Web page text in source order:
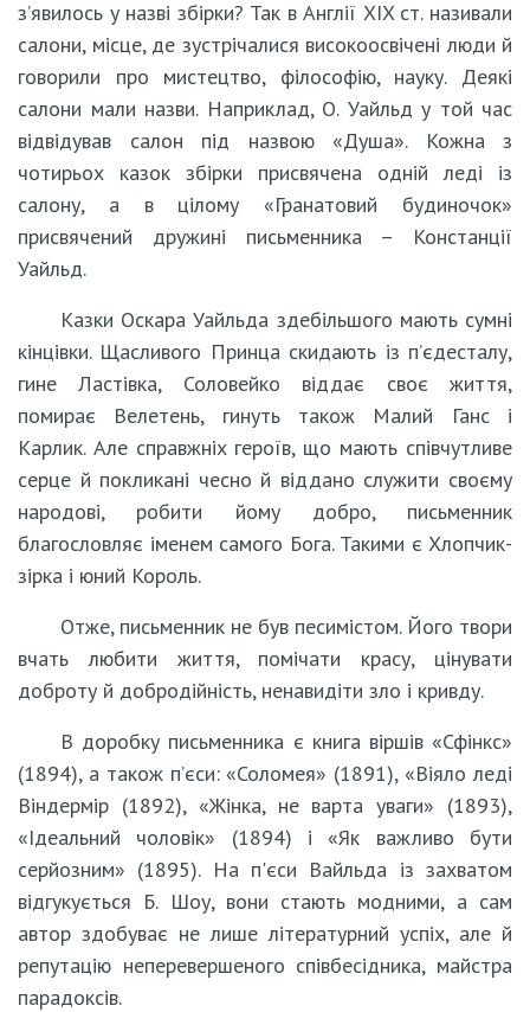
з’явилось у назві збірки? Так в Англії XIX ст. називали
салони, місце, де зустрічалися високоосвічені люди й
говорили про мистецтво, філософію, науку. Деякі
салони мали назви. Наприклад, О. Уайльд у той час
відвідував салон під назвою «Душа». Кожна з
чотирьох казок збірки присвячена одній леді із
салону, а в цілому «Гранатовий будиночок»
присвячений дружині письменника – Констанції
Уайльд.
Казки Оскара Уайльда здебільшого мають сумні
кінцівки. Щасливого Принца скидають із п’єдесталу,
гине Ластівка, Соловейко віддає своє життя,
помирає Велетень, гинуть також Малий Ганс і
Карлик. Але справжніх героїв, що мають співчутливе
серце й покликані чесно й віддано служити своєму
народові, робити йому добро, письменник
благословляє іменем самого Бога. Такими є Хлопчик-
зірка і юний Король.
Отже, письменник не був песимістом. Його твори
вчать любити життя, помічати красу, цінувати
доброту й добродійність, ненавидіти зло і кривду.
В доробку письменника є книга віршів «Сфінкс»
(1894), а також п’єси: «Соломея» (1891), «Віяло леді
Віндермір (1892), «Жінка, не варта уваги» (1893),
«Ідеальний чоловік» (1894) і «Як важливо бути
серйозним» (1895). На п'єси Вайльда із захватом
відгукується Б. Шоу, вони стають модними, а сам
автор здобуває не лише літературний успіх, але й
репутацію неперевершеного співбесідника, майстра
парадоксів.